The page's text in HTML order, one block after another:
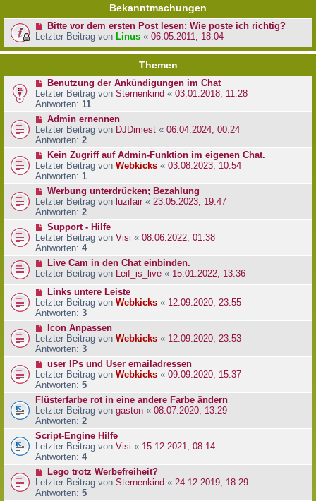
Bekanntmachungen
Bitte vor dem ersten Post lesen: Wie poste ich richtig?
Letzter Beitrag von Linus « 06.05.2011, 18:04
Themen
Benutzung der Ankündigungen im Chat
Letzter Beitrag von Sternenkind « 03.01.2018, 11:28
Antworten: 11
Admin ernennen
Letzter Beitrag von DJDimest « 06.04.2024, 00:24
Antworten: 2
Kein Zugriff auf Admin-Funktion im eigenen Chat.
Letzter Beitrag von Webkicks « 03.08.2023, 10:54
Antworten: 1
Werbung unterdrücken; Bezahlung
Letzter Beitrag von luzifair « 23.05.2023, 19:47
Antworten: 2
Support - Hilfe
Letzter Beitrag von Visi « 08.06.2022, 01:38
Antworten: 4
Live Cam in den Chat einbinden.
Letzter Beitrag von
Leif_is_live « 15.01.2022, 13:36
Links untere Leiste
Letzter Beitrag von Webkicks « 12.09.2020, 23:55
Antworten: 3
Icon Anpassen
Letzter Beitrag von Webkicks « 12.09.2020, 23:53
Antworten: 3
user IPs und User emailadressen
Letzter Beitrag von Webkicks « 09.09.2020, 15:37
Antworten: 5
Flüsterfarbe rot in eine andere Farbe ändern
Letzter Beitrag von gaston « 08.07.2020, 13:29
Antworten: 2
Script-Engine Hilfe
Letzter Beitrag von Visi « 15.12.2021, 08:14
Antworten: 4
Lego trotz Werbefreiheit?
Letzter Beitrag von Sternenkind « 24.12.2019, 18:29
Antworten: 5